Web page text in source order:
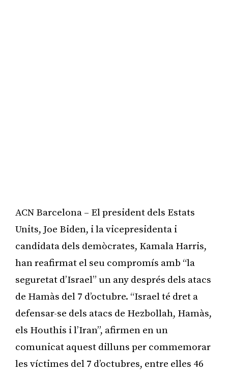
ACN Barcelona – El president dels Estats
Units, Joe Biden, i la vicepresidenta i
candidata dels demòcrates, Kamala Harris,
han reafirmat el seu compromís amb “la
seguretat d’Israel” un any després dels atacs
de Hamàs del 7 d’octubre. “Israel té dret a
defensar-se dels atacs de Hezbollah, Hamàs,
els Houthis i l’Iran”, afirmen en un
comunicat aquest dilluns per commemorar
les víctimes del 7 d’octubres, entre elles 46